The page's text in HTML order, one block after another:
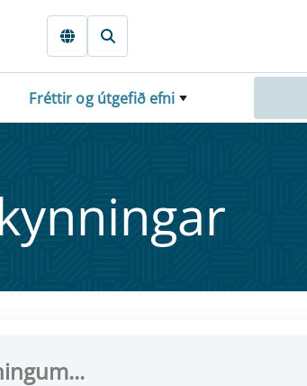
Fréttir og útgefið efni